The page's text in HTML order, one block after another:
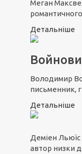
Меган
Детальніше
Володимир
письменник,
Детальніше
Деміен
автор низки